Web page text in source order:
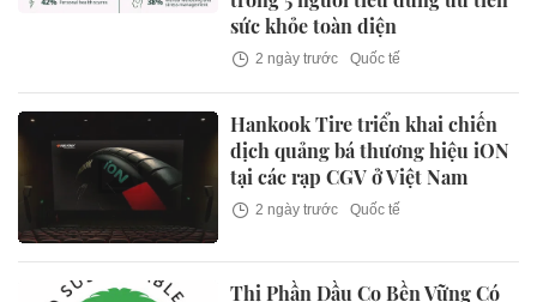
sức khỏe toàn diện
2 ngày trước Quốc tế
Hankook Tire triển khai chiến
dịch quảng bá thương hiệu iON
tại các rạp CGV ở Việt Nam
2 ngày trước Quốc tế
Thị Phần Dầu Cọ Bền Vững Có